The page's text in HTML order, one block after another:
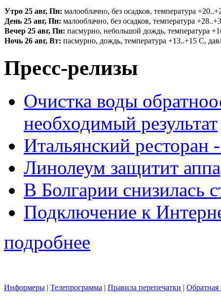
Утро 25 авг, Пн: малооблачно, без осадков, температура
День 25 авг, Пн: малооблачно, без осадков, температура
Вечер 25 авг, Пн: пасмурно, небольшой дождь, температура
Ночь 26 авг, Вт: пасмурно, дождь, температура +13..+15 С,
Пресс-релизы
Очистка воды
необходимый результат
Итальянский
Линолеум защитит
В Болгарии снизилась
Подключение к
подробнее
Информеры | Телепрограмма | Правила перепечатки | Обратная